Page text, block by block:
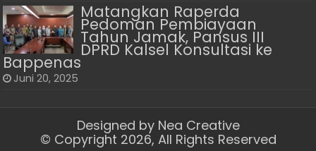
Matangkan Raperda
Pedoman Pembiayaan
Tahun Jamak, Pansus III
DPRD Kalsel Konsultasi ke
Bappenas
Juni 20, 2025
Designed by Nea Creative
© Copyright 2026, All Rights Reserved